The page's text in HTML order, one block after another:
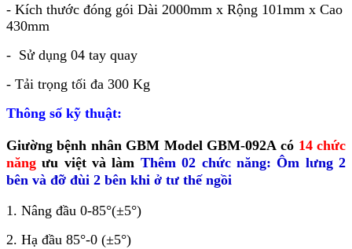
- Kích thước đóng gói Dài 2000mm x Rộng 101mm x Cao
430mm
- Sử dụng 04 tay quay
- Tải trọng tối đa 300 Kg
Thông số kỹ thuật:
Giường bệnh nhân GBM Model GBM-092A có 14chức
năng ưu việt và làm Thêm 02 chức năng: Ôm lưng 2
bên và đỡ đùi 2 bên khi ở tư thế ngồi
1. Nâng đầu 0-85°(±5°)
2. Hạ đầu 85°-0 (±5°)